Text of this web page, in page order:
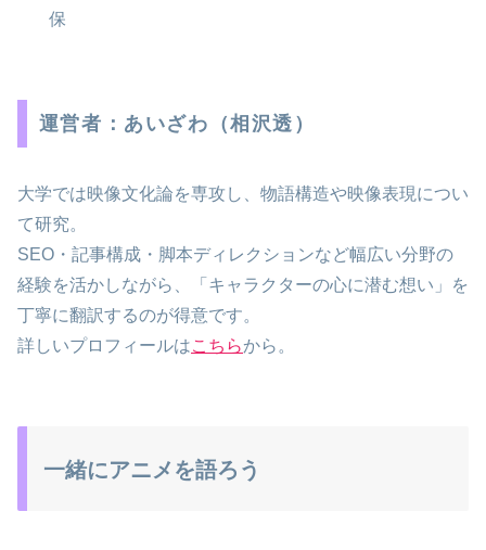
保
運営者：あいざわ（相沢透）
大学では映像文化論を専攻し、物語構造や映像表現につい
て研究。
SEO・記事構成・脚本ディレクションなど幅広い分野の
経験を活かしながら、「キャラクターの心に潜む想い」を
丁寧に翻訳するのが得意です。
詳しいプロフィールはこちらから。
一緒にアニメを語ろう